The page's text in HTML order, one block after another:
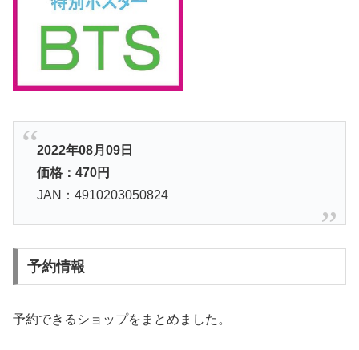
2022年08月09日
価格：470円
JAN：4910203050824
予約情報
予約できるショップをまとめました。